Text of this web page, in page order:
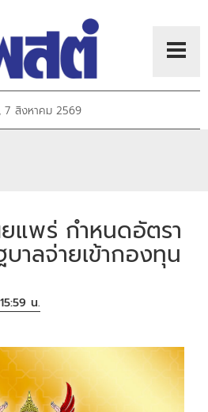
7 สิงหาคม 2569
ยแพร่ กำหนดอัตรา
าลจ่ายเข้ากองทุน
น.